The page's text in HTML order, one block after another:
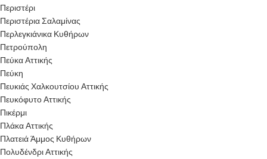
Περιστέρι
Περιστέρια Σαλαμίνας
Περλεγκιάνικα Κυθήρων
Πετρούπολη
Πεύκα Αττικής
Πεύκη
Πευκιάς Χαλκουτσίου Αττικής
Πευκόφυτο Αττικής
Πικέρμι
Πλάκα Αττικής
Πλατειά Άμμος Κυθήρων
Πολυδένδρι Αττικής